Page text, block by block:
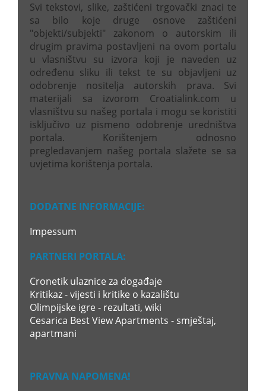
Svi tekstovi, slike, zaštićeni trgovački znaci te
sa bilo koje druge osnove zaštićeni
"objekti/subjekti" zakonom o autorskim ili
drugim pravima postavljeni na ovom portalu
u vlasništvu su izvora koji je naveden uz
određenu sliku ili tekst te su objavljeni uz
odobrenje nositelja autorskih prava. Svi
materijali sa izvorom Croatialink.com u
vlasništvu su našeg portala i mogu se koristiti
isključivo uz pismeno odobrenje uredništva
portala. Korištenjem odnosno
pregledavanjem našeg portala slažete se sa
uvjetima korištenja portala.
DODATNE INFORMACIJE:
Impessum
PARTNERI PORTALA:
Cronetik ulaznice za događaje
Kritikaz - vijesti i kritike o kazalištu
Olimpijske igre - rezultati, wiki
Cesarica Best View Apartments - smještaj,
apartmani
PRAVNA NAPOMENA!